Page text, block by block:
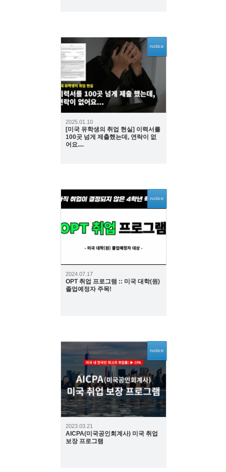
notice
1966
2025.01.10
[미국 유학생의 취업 현실] 이력서를
100곳 넘게 제출했는데, 연락이 없
어요....
notice
2744
2024.07.17
OPT 취업 프로그램 :: 미국 대학(원)
졸업예정자 주목!
notice
6593
2023.03.21
AICPA(미국공인회계사) 미국 취업
보장 프로그램